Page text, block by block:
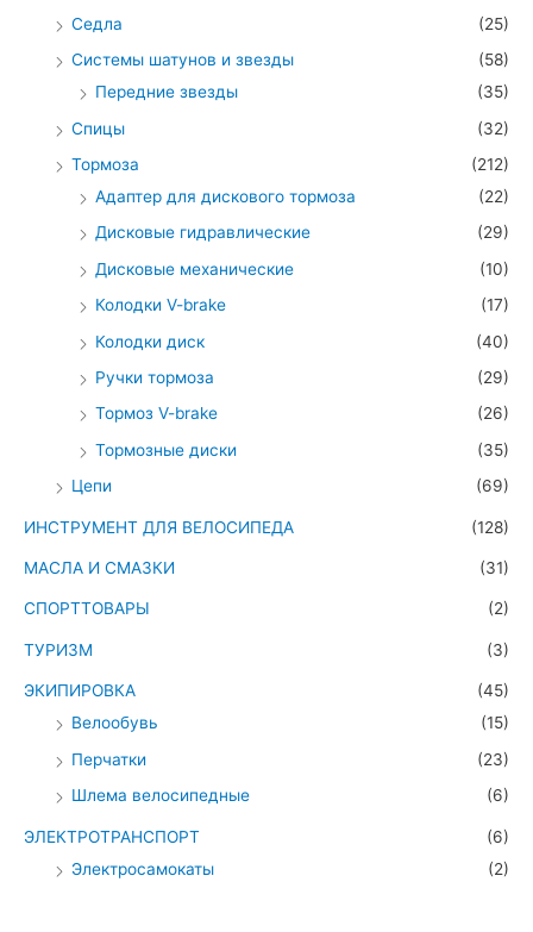
Седла
(25)
Системы шатунов и звезды
(58)
Передние звезды
(35)
Спицы
(32)
Тормоза
(212)
Адаптер для дискового тормоза
(22)
Дисковые гидравлические
(29)
Дисковые механические
(10)
Колодки V-brake
(17)
Колодки диск
(40)
Ручки тормоза
(29)
Тормоз V-brake
(26)
Тормозные диски
(35)
Цепи
(69)
ИНСТРУМЕНТ ДЛЯ ВЕЛОСИПЕДА (128)
МАСЛА И СМАЗКИ (31)
СПОРТТОВАРЫ (2)
ТУРИЗМ (3)
ЭКИПИРОВКА
(45)
Велообувь
(15)
Перчатки
(23)
Шлема велосипедные
(6)
ЭЛЕКТРОТРАНСПОРТ
(6)
Электросамокаты
(2)